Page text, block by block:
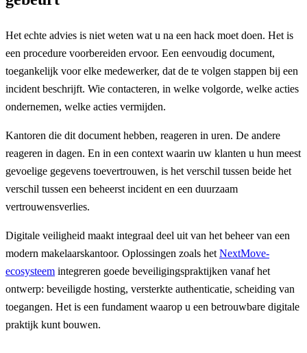
Het echte advies is niet weten wat u na een hack moet doen. Het is
een procedure voorbereiden ervoor. Een eenvoudig document,
toegankelijk voor elke medewerker, dat de te volgen stappen bij een
incident beschrijft. Wie contacteren, in welke volgorde, welke acties
ondernemen, welke acties vermijden.
Kantoren die dit document hebben, reageren in uren. De andere
reageren in dagen. En in een context waarin uw klanten u hun meest
gevoelige gegevens toevertrouwen, is het verschil tussen beide het
verschil tussen een beheerst incident en een duurzaam
vertrouwensverlies.
Digitale veiligheid maakt integraal deel uit van het beheer van een
modern makelaarskantoor. Oplossingen zoals het NextMove-
ecosysteem integreren goede beveiligingspraktijken vanaf het
ontwerp: beveiligde hosting, versterkte authenticatie, scheiding van
toegangen. Het is een fundament waarop u een betrouwbare digitale
praktijk kunt bouwen.